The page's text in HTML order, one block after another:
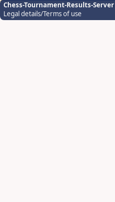
Chess-Tournament-Results-Server
Legal details/Terms of use